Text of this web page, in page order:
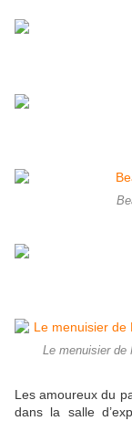
Le menuisier de
Les amoureux du
dans la salle